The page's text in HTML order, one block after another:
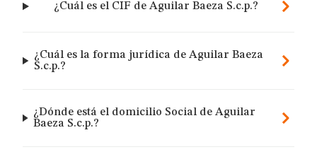
¿Cuál es el CIF de Aguilar Baeza S.c.p.?
¿Cuál es la forma jurídica de Aguilar Baeza
S.c.p.?
¿Dónde está el domicilio Social de Aguilar
Baeza S.c.p.?